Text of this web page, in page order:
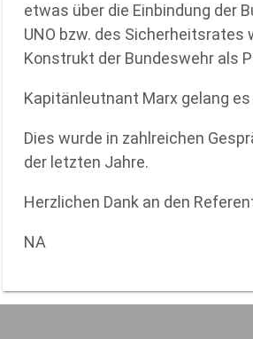
etwas über die Einbindung der
UNO bzw. des
Konstrukt der Bundeswehr als
Kapitänleutnant Marx gelang
Dies wurde in zahlreichen
der letzten Jahre.
Herzlichen Dank an den
NA